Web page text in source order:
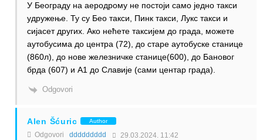
У Београду на аеродрому не постоји само једно такси
удружење. Ту су Бео такси, Пинк такси, Лукс такси и
сијасет других. Ако нећете таксијем до града, можете
аутобусима до центра (72), до старе аутобуске станице
(860л), до нове железничке станице(600), до Бановог
брда (607) и А1 до Славије (сами центар града).
Odgovori
Alen Šćuric Author
Odgovori ddddddddd 29.03.2024. 11:42